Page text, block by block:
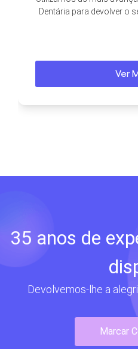
frequentes, afetando
população. A cirurgia
Ver
35 anos de
Devolvemos-lhe a
Marcar